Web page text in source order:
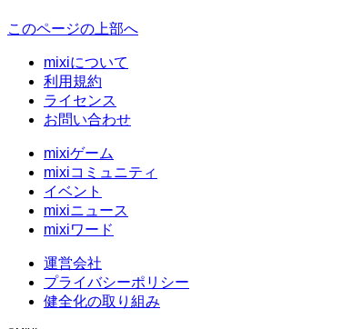
このページの上部へ
mixiについて
利用規約
ライセンス
お問い合わせ
mixiゲーム
mixiコミュニティ
イベント
mixiニュース
mixiワード
運営会社
プライバシーポリシー
健全化の取り組み